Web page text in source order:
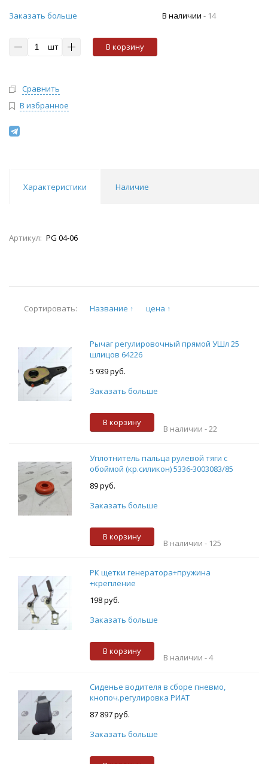
Заказать больше
шт В корзину
В наличии - 14
Сравнить
В избранное
Характеристики Наличие
Артикул: PG 04-06
Сортировать: Название ↑ цена ↑
Рычаг регулировочный прямой УШл 25
шлицов 64226
5 939 руб.
Заказать больше
В корзину
В наличии -22
Уплотнитель пальца рулевой тяги с
обоймой (кр.силикон) 5336-3003083/85
89 руб.
Заказать больше
В корзину
В наличии - 125
РК щетки генератора+пружина
+крепление
198 руб.
Заказать больше
В корзину
В наличии -4
Сиденье водителя в сборе пневмо,
кнопоч.регулировка РИАТ
87 897 руб.
Заказать больше